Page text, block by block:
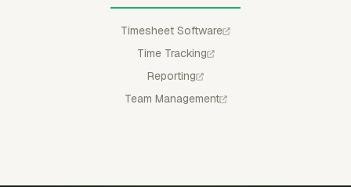
Timesheet Software
Time Tracking
Reporting
Team Management